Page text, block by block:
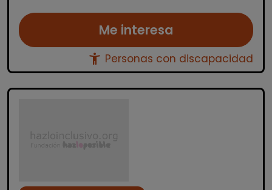
Me interesa
accessibility_new Personas con discapacidad